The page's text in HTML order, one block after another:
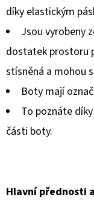
5
hvězdiček.
díky elastickým
Jsou vyrobeny
dostatek prostoru
stísněná a mohou
Boty mají
To poznáte
části boty.
Hlavní přednosti